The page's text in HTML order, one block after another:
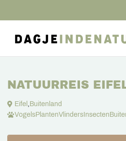
NATUURREIS
Eifel , Buitenland
VogelsPlantenVlinders Insecten